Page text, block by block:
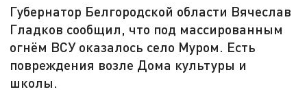
Губернатор Белгородской области Вячеслав
Гладков сообщил, что под массированным
огнём ВСУ оказалось село Муром. Есть
повреждения возле Дома культуры и
школы.